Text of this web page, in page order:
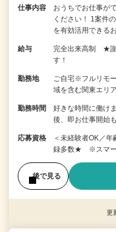
仕事内容
おうちでお仕事が
ください！ 1案件
を有効活用できる
給与
完全出来高制 ★謝
す！
勤務地
ご自宅※フルリモ
域を含む関東エリ
勤務時間
好きな時間に働け
後、即お仕事開始
応募資格
＜未経験者OK／
録多数★ ※スマー
後で見る
更